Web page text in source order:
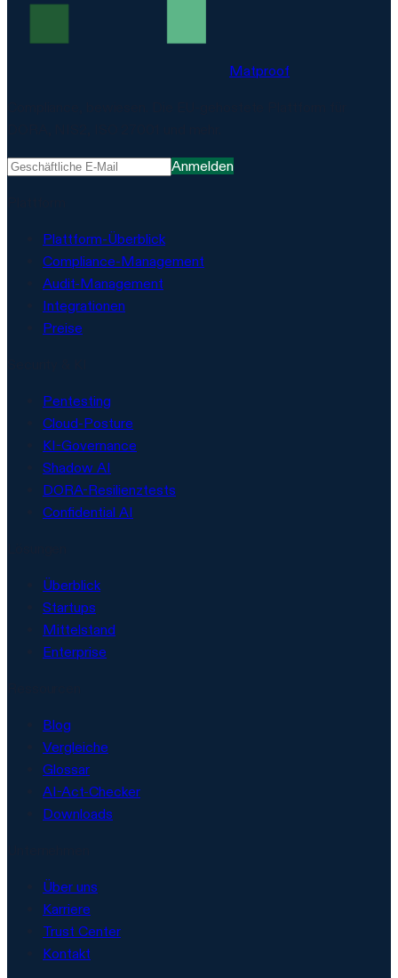
Matproof
Anmelden
Plattform-Überblick
Compliance-Management
Audit-Management
Integrationen
Preise
Pentesting
Cloud-Posture
KI-Governance
Shadow AI
DORA-Resilienztests
Confidential AI
Überblick
Startups
Mittelstand
Enterprise
Blog
Vergleiche
Glossar
AI-Act-Checker
Downloads
Über uns
Karriere
Trust Center
Kontakt